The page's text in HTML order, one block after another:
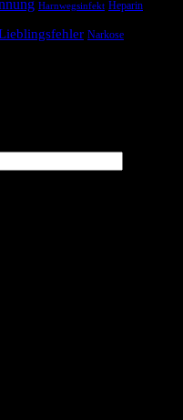
Harnwegsinfekt Heparin
Narkose